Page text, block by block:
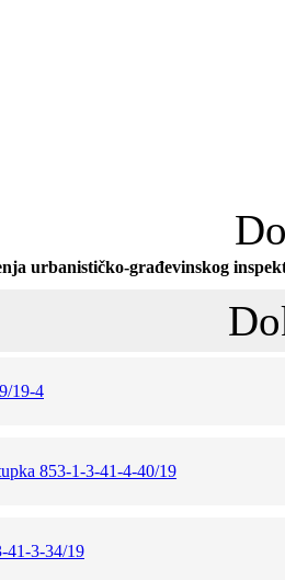
urbanističko-građevinskog
19-4
853-1-3-41-4-40/19
41-3-34/19